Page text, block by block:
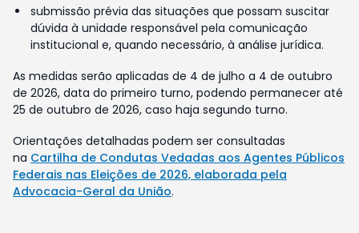
submissão prévia das situações que possam suscitar
dúvida à unidade responsável pela comunicação
institucional e, quando necessário, à análise jurídica.
As medidas serão aplicadas de 4 de julho a 4 de outubro
de 2026, data do primeiro turno, podendo permanecer até
25 de outubro de 2026, caso haja segundo turno.
Orientações detalhadas podem ser consultadas
na Cartilha de Condutas Vedadas aos Agentes Públicos
Federais nas Eleições de 2026, elaborada pela
Advocacia-Geral da União.